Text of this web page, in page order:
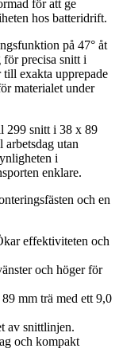
för att ge
hos batteridrift.
på 47° åt
precisa snitt i
exakta upprepade
materialet under
299 snitt i 38 x 89
utan
i
enklare.
och en
effektiviteten och
och höger för
mm trä med ett 9,0
av snittlinjen.
och kompakt